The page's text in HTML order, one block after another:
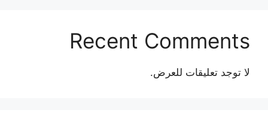
Recent Comments
لا توجد تعليقات للعرض.